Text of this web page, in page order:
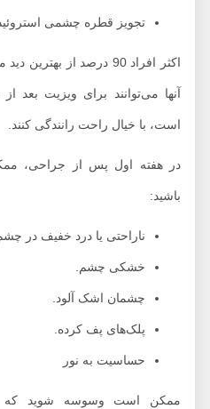
تجویز قطره چشمی استروئیدی
اکثر افراد 90 درصد از بهترین
آنها می‌توانند برای ویزیت بعد از
است، با خیال راحت رانندگی کنند.
در هفته اول پس از جراحی، ممکن
باشید:
ناراحتی یا درد خفیف در چشم.
خشکی چشم.
چشمان اشک آلود.
پلک‌های پف کرده.
حساسیت به نور
ممکن است وسوسه شوید که